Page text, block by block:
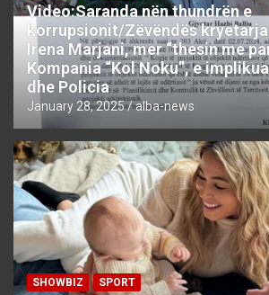
Video:Saranda nën thundrën e
korrupsionit/Zëvëndës kryetarja
Irena Marjani, mer “thesin me
Kompania “Kol Noku”, e
dhe Policia
January 28, 2025 alba-news
SHOWBIZ SPORT